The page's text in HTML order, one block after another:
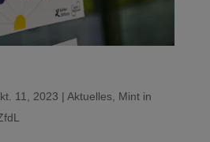
11, 2023 | Aktuelles, Mint in